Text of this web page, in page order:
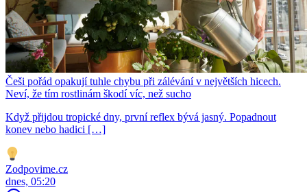
Češi pořád opakují tuhle chybu při zálévání v největších hicech.
Neví, že tím rostlinám škodí víc, než sucho
Když přijdou tropické dny, první reflex bývá jasný. Popadnout
konev nebo hadici […]
Zodpovime.cz
dnes, 05:20